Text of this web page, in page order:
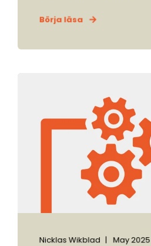
Börja läsa
Nicklas Wikblad May 2025